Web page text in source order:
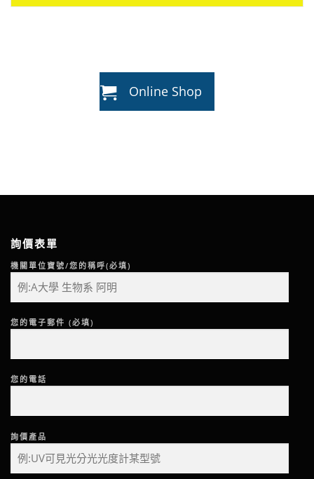
Online Shop
詢價表單
機關單位寶號/您的稱呼(必填)
您的電子郵件 (必填)
您的電話
詢價產品